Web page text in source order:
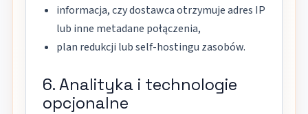
informacja, czy dostawca otrzymuje adres IP
lub inne metadane połączenia,
plan redukcji lub self-hostingu zasobów.
6. Analityka i technologie
opcjonalne